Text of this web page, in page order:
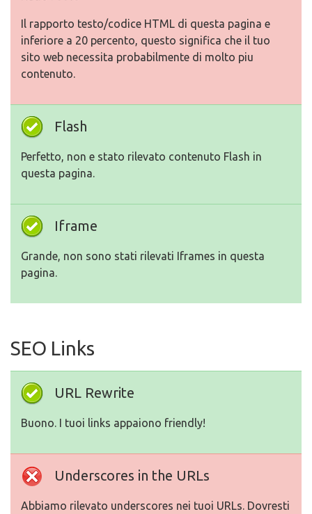
Il rapporto testo/codice HTML di questa pagina e
inferiore a 20 percento, questo significa che il tuo
sito web necessita probabilmente di molto piu
contenuto.
Flash
Perfetto, non e stato rilevato contenuto Flash in
questa pagina.
Iframe
Grande, non sono stati rilevati Iframes in questa
pagina.
SEO Links
URL Rewrite
Buono. I tuoi links appaiono friendly!
Underscores in the URLs
Abbiamo rilevato underscores nei tuoi URLs. Dovresti